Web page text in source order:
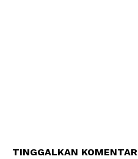
TINGGALKAN KOMENTAR